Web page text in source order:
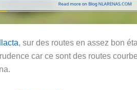
, sur des routes en assez bon
car ce sont des routes